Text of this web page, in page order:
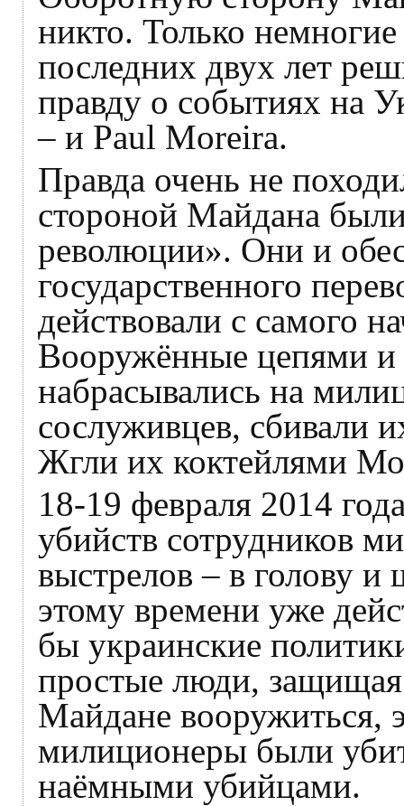
никто. Только
последних двух лет
правду о событиях на
– и Paul Moreira.
Правда очень не
стороной Майдана
революции». Они и
государственного
действовали с самого
Вооружённые цепями
набрасывались на
сослуживцев, сбивали
Жгли их коктейлями
18-19 февраля 2014
убийств сотрудников
выстрелов – в голову
этому времени уже
бы украинские
простые люди,
Майдане вооружиться,
милиционеры были
наёмными убийцами.